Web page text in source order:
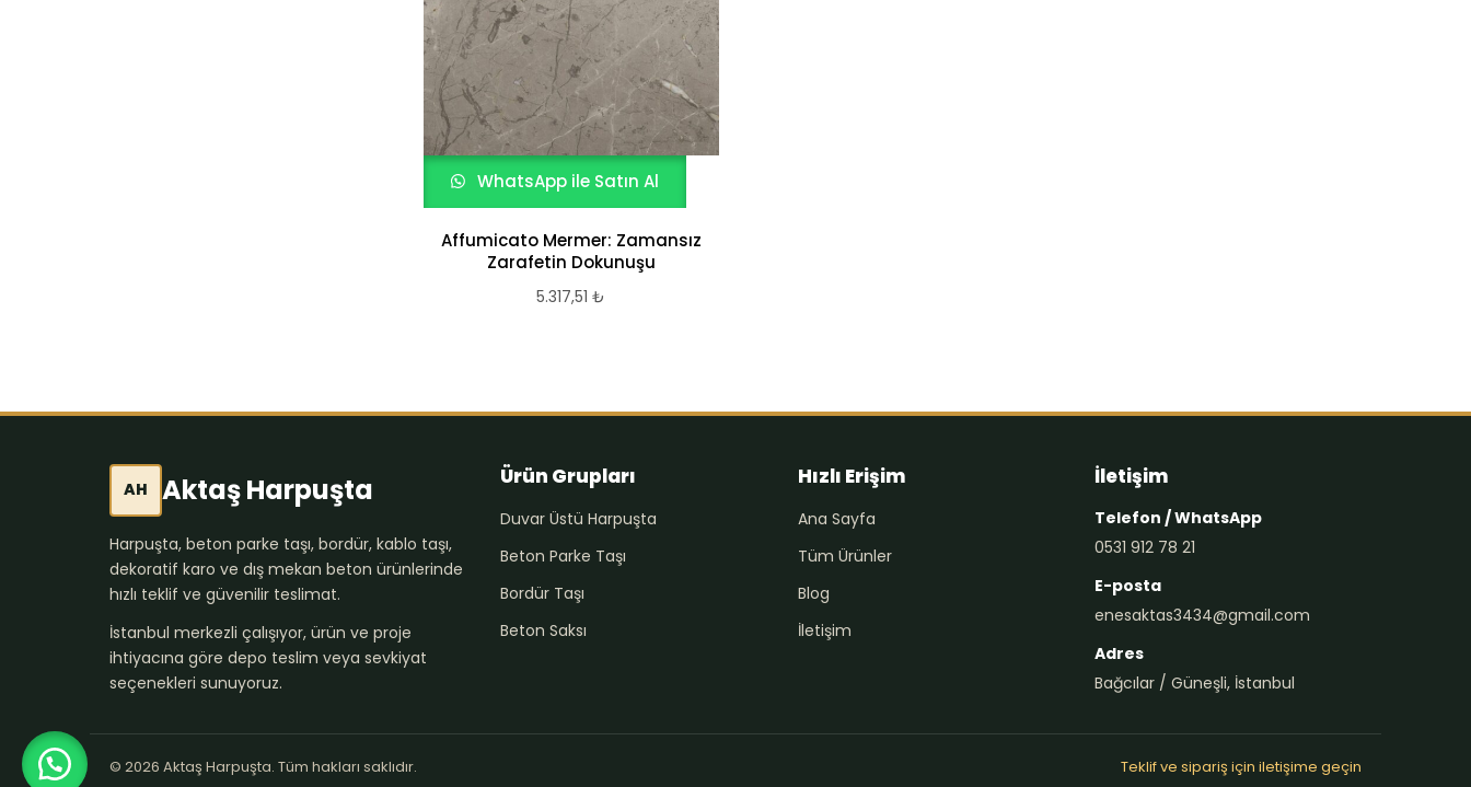
WhatsApp ile Satın Al
Affumicato Mermer: Zamansız
Zarafetin Dokunuşu
5.317,51₺
AH Aktaş Harpuşta
Harpuşta, beton parke taşı, bordür, kablo taşı,
dekoratif karo ve dış mekan beton ürünlerinde
hızlı teklif ve güvenilir teslimat.
İstanbul merkezli çalışıyor, ürün ve proje
ihtiyacına göre depo teslim veya sevkiyat
seçenekleri sunuyoruz.
Ürün Grupları
Duvar Üstü Harpuşta
Beton Parke Taşı
Bordür Taşı
Beton Saksı
Hızlı Erişim
Ana Sayfa
Tüm Ürünler
Blog
İletişim
İletişim
Telefon / WhatsApp
0531 912 78 21
E-posta
enesaktas3434@gmail.com
Adres
Bağcılar / Güneşli, İstanbul
© 2026 Aktaş Harpuşta. Tüm hakları saklıdır. Teklif ve sipariş için iletişime geçin